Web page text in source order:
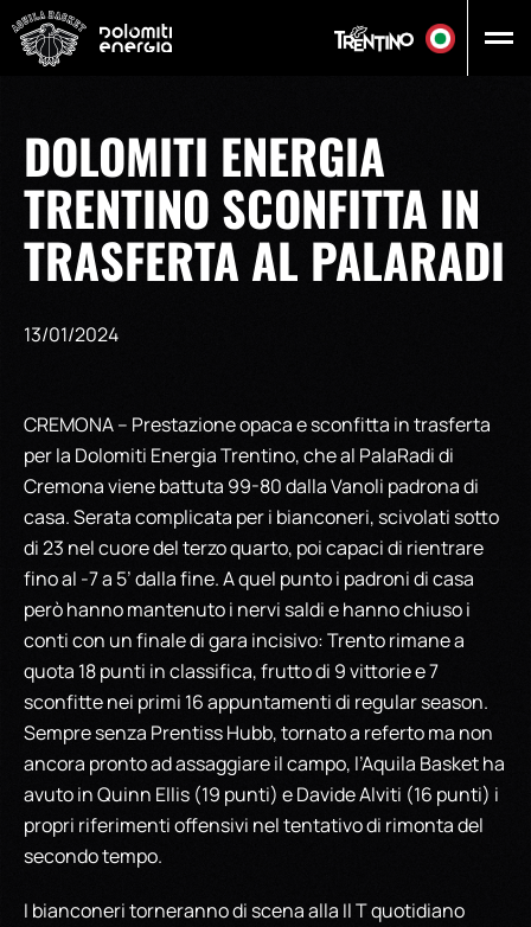
DOLOMITI ENERGIA
TRENTINO SCONFITTA IN
TRASFERTA AL PALARADI
13/01/2024
CREMONA – Prestazione opaca e sconfitta in trasferta
per la Dolomiti Energia Trentino, che al PalaRadi di
Cremona viene battuta 99-80 dalla Vanoli padrona di
casa. Serata complicata per i bianconeri, scivolati sotto
di 23 nel cuore del terzo quarto, poi capaci di rientrare
fino al -7 a 5’ dalla fine. A quel punto i padroni di casa
però hanno mantenuto i nervi saldi e hanno chiuso i
conti con un finale di gara incisivo: Trento rimane a
quota 18 punti in classifica, frutto di 9 vittorie e 7
sconfitte nei primi 16 appuntamenti di regular season.
Sempre senza Prentiss Hubb, tornato a referto ma non
ancora pronto ad assaggiare il campo, l’Aquila Basket ha
avuto in Quinn Ellis (19 punti) e Davide Alviti (16 punti) i
propri riferimenti offensivi nel tentativo di rimonta del
secondo tempo.
I bianconeri torneranno di scena alla Il T quotidiano